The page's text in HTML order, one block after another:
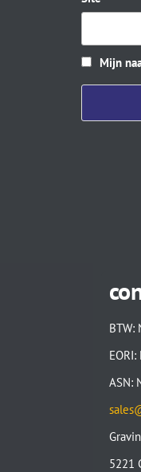
Mijn
BTW:
ASN:
5221